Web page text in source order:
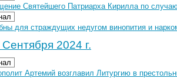
Святейшего Патриарха Кирилла по
для страждущих недугом винопития и
Сентября 2024 г.
Артемий возглавил Литургию в